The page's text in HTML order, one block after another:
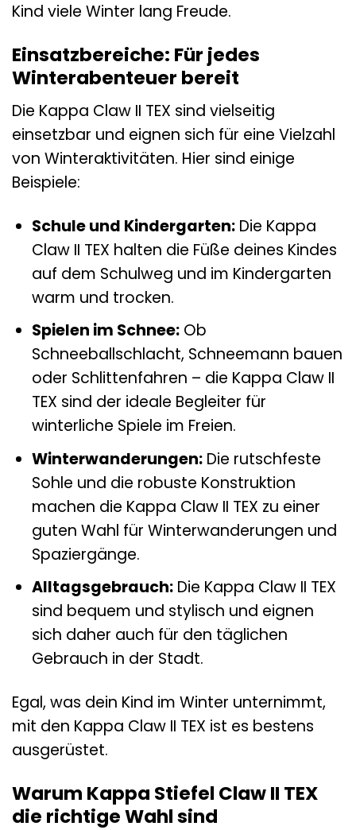
Kind viele Winter lang Freude.
Einsatzbereiche: Für jedes
Winterabenteuer bereit
Die Kappa Claw II TEX sind vielseitig
einsetzbar und eignen sich für eine Vielzahl
von Winteraktivitäten. Hier sind einige
Beispiele:
Schule und Kindergarten:Die Kappa
Claw II TEX halten die Füße deines Kindes
auf dem Schulweg und im Kindergarten
warm und trocken.
Spielen im Schnee:Ob
Schneeballschlacht, Schneemann bauen
oder Schlittenfahren – die Kappa Claw II
TEX sind der ideale Begleiter für
winterliche Spiele im Freien.
Winterwanderungen:Die rutschfeste
Sohle und die robuste Konstruktion
machen die Kappa Claw II TEX zu einer
guten Wahl für Winterwanderungen und
Spaziergänge.
Alltagsgebrauch:Die Kappa Claw II TEX
sind bequem und stylisch und eignen
sich daher auch für den täglichen
Gebrauch in der Stadt.
Egal, was dein Kind im Winter unternimmt,
mit den Kappa Claw II TEX ist es bestens
ausgerüstet.
Warum Kappa Stiefel Claw II TEX
die richtige Wahl sind